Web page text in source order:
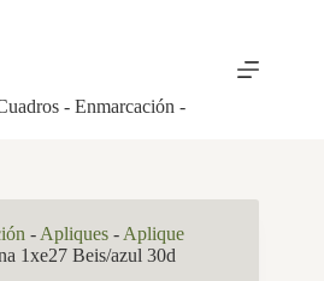
- Enmarcación -
- Apliques - Aplique
1xe27 Beis/azul 30d